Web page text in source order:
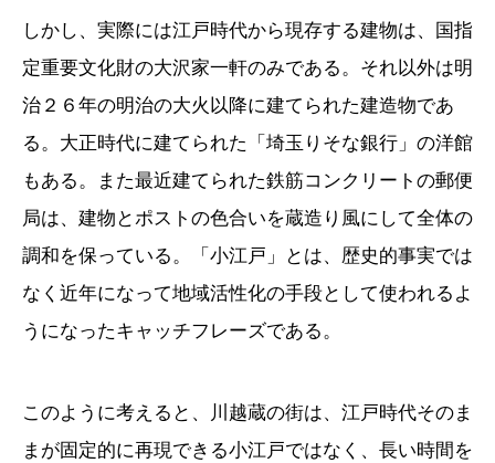
しかし、実際には江戸時代から現存する建物は、国指
定重要文化財の大沢家一軒のみである。それ以外は明
治２６年の明治の大火以降に建てられた建造物であ
る。大正時代に建てられた「埼玉りそな銀行」の洋館
もある。また最近建てられた鉄筋コンクリートの郵便
局は、建物とポストの色合いを蔵造り風にして全体の
調和を保っている。「小江戸」とは、歴史的事実では
なく近年になって地域活性化の手段として使われるよ
うになったキャッチフレーズである。
このように考えると、川越蔵の街は、江戸時代そのま
まが固定的に再現できる小江戸ではなく、長い時間を